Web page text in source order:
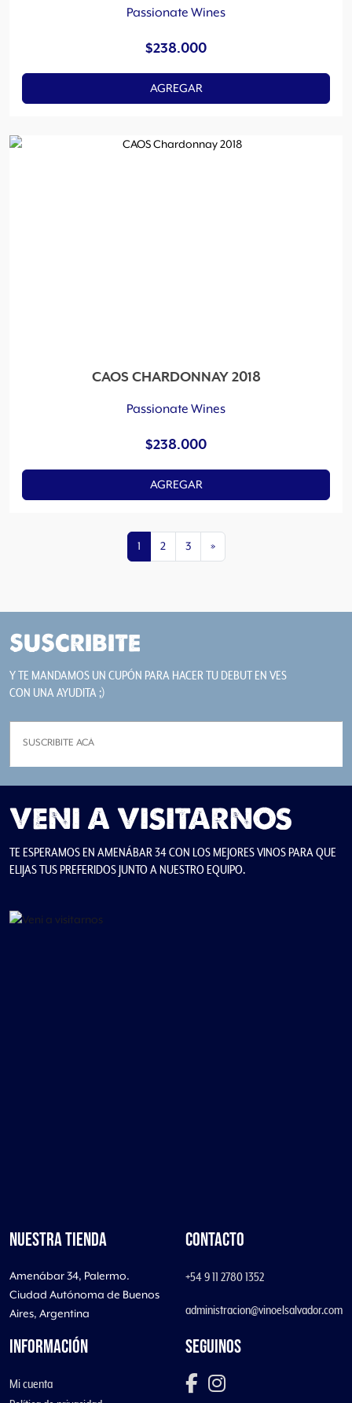
Passionate Wines
$238.000
AGREGAR
CAOS CHARDONNAY 2018
Passionate Wines
$238.000
AGREGAR
1 2 3 »
SUSCRIBITE
Y TE MANDAMOS UN CUPÓN PARA HACER TU DEBUT EN VES
CON UNA AYUDITA ;)
VENI A VISITARNOS
TE ESPERAMOS EN AMENÁBAR 34 CON LOS MEJORES VINOS PARA QUE
ELIJAS TUS PREFERIDOS JUNTO A NUESTRO EQUIPO.
NUESTRA TIENDA
Amenábar 34, Palermo.
Ciudad Autónoma de Buenos
Aires, Argentina
CONTACTO
+54 9 11 2780 1352
administracion@vinoelsalvador.com
INFORMACIÓN
Mi cuenta
SEGUINOS